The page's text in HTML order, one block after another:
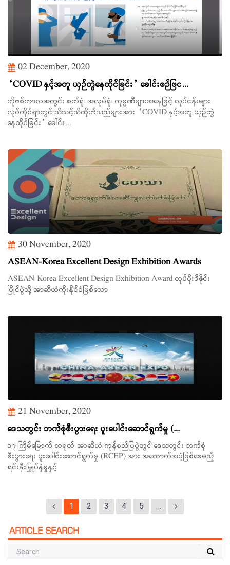
02 December, 2020
“COVID နှင့်အတူ ယှဉ်တွဲနေထိုင်ခြင်း” ခေါင်းစဉ်ဖြင...
ကိုဗစ်ကာလအတွင်း စက်ရုံ၊ အလုပ်ရုံ၊ ကုမ္ပဏီများအနေဖြင့် လုပ်ငန်းများ
လုပ်ကိုင်ရာတွင် သိသင့်သိထိုက်သည်များအား “COVID နှင့်အတူ ယှဉ်တွဲ
နေထိုင်ခြင်း” ခေါင်း...
30 November, 2020
ASEAN-Korea Excellent Design Exhibition Awards
ASEAN-Korea Excellent Design Exhibition Award ထုပ်ပိုးဒီဇိုင်း
ပြိုင်ပွဲသို့ အာဆီယံကိုးနိုင်ငံဖြစ်သော
21 November, 2020
ဒေသတွင်း ဘက်စုံစီးပွားရေး ပူးပေါင်းဆောင်ရွက်မှု (...
၁၇ ကြိမ်မြောက် တရုတ်-အာဆီယံ ကုန်စည်ပြပွဲတွင် ဒေသတွင်း ဘက်စုံ
စီးပွားရေး ပူးပေါင်းဆောင်ရွက်မှု (RCEP) အား အထောက်အပံ့ဖြစ်စေမည့်
ရင်းနှီးမြှုပ်နှံမှုနှင့်
1 2 3 4 5 …
ARTICLE SEARCH